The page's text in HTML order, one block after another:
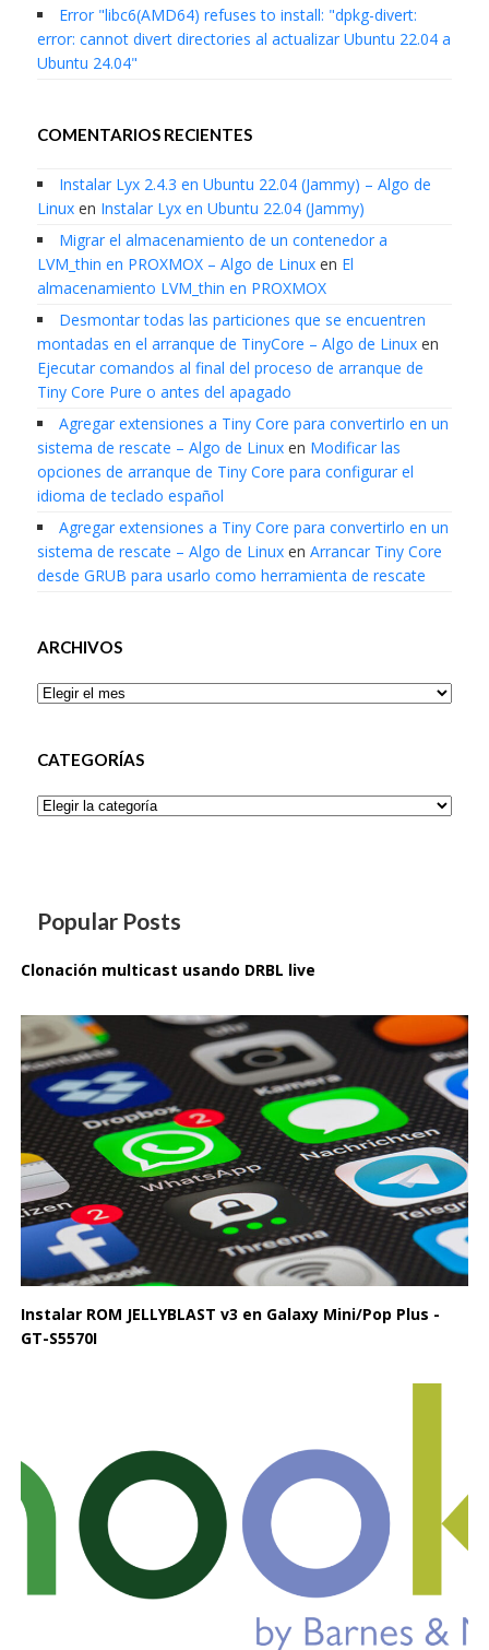
Error "libc6(AMD64) refuses to install: "dpkg-divert:
error: cannot divert directories al actualizar Ubuntu 22.04 a
Ubuntu 24.04"
COMENTARIOS RECIENTES
Instalar Lyx 2.4.3 en Ubuntu 22.04 (Jammy) – Algo de
Linuxen Instalar Lyx en Ubuntu 22.04 (Jammy)
Migrar el almacenamiento de un contenedor a
LVM_thin en PROXMOX – Algo de Linuxen El
almacenamiento LVM_thin en PROXMOX
Desmontar todas las particiones que se encuentren
montadas en el arranque de TinyCore – Algo de Linuxen
Ejecutar comandos al final del proceso de arranque de
Tiny Core Pure o antes del apagado
Agregar extensiones a Tiny Core para convertirlo en un
sistema de rescate – Algo de Linuxen Modificar las
opciones de arranque de Tiny Core para configurar el
idioma de teclado español
Agregar extensiones a Tiny Core para convertirlo en un
sistema de rescate – Algo de Linuxen Arrancar Tiny Core
desde GRUB para usarlo como herramienta de rescate
ARCHIVOS
Archivos
CATEGORÍAS
Categorías
Popular Posts
Clonación multicast usando DRBL live
Instalar ROM JELLYBLAST v3 en Galaxy Mini/Pop Plus -
GT-S5570I